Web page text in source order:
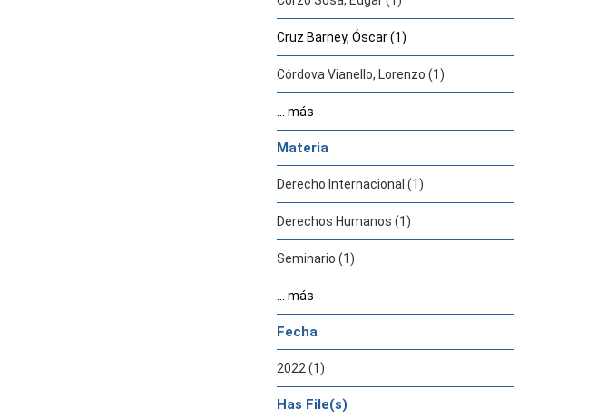
Cruz Barney, Óscar (1)
Córdova Vianello, Lorenzo (1)
... más
Materia
Derecho Internacional (1)
Derechos Humanos (1)
Seminario (1)
... más
Fecha
2022 (1)
Has File(s)